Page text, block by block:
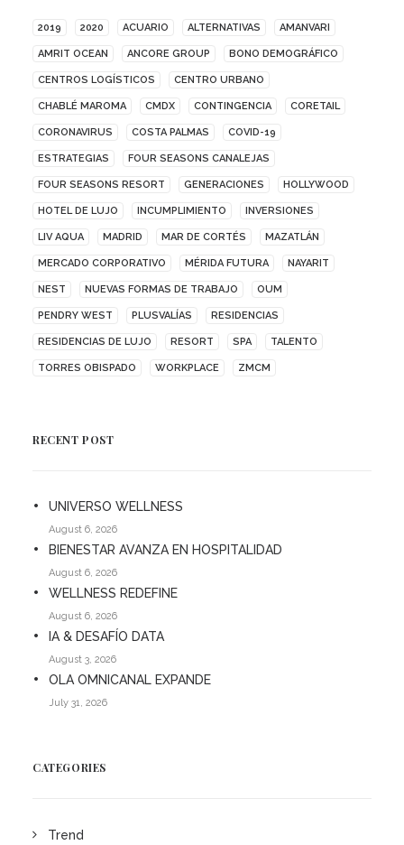
2019 2020 ACUARIO ALTERNATIVAS AMANVARI
AMRIT OCEAN ANCORE GROUP BONO DEMOGRÁFICO
CENTROS LOGÍSTICOS CENTRO URBANO
CHABLÉ MAROMA CMDX CONTINGENCIA CORETAIL
CORONAVIRUS COSTA PALMAS COVID-19
ESTRATEGIAS FOUR SEASONS CANALEJAS
FOUR SEASONS RESORT GENERACIONES HOLLYWOOD
HOTEL DE LUJO INCUMPLIMIENTO INVERSIONES
LIV AQUA MADRID MAR DE CORTÉS MAZATLÁN
MERCADO CORPORATIVO MÉRIDA FUTURA NAYARIT
NEST NUEVAS FORMAS DE TRABAJO OUM
PENDRY WEST PLUSVALÍAS RESIDENCIAS
RESIDENCIAS DE LUJO RESORT SPA TALENTO
TORRES OBISPADO WORKPLACE ZMCM
RECENT POST
UNIVERSO WELLNESS
August 6, 2026
BIENESTAR AVANZA EN HOSPITALIDAD
August 6, 2026
WELLNESS REDEFINE
August 6, 2026
IA & DESAFÍO DATA
August 3, 2026
OLA OMNICANAL EXPANDE
July 31, 2026
CATEGORIES
Trend